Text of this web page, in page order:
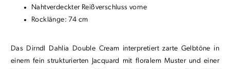
Nahtverdeckter Reißverschluss vorne
Rocklänge: 74 cm
Das Dirndl Dahlia Double Cream interpretiert zarte Gelbtöne in
einem fein strukturierten Jacquard mit floralem Muster und einer